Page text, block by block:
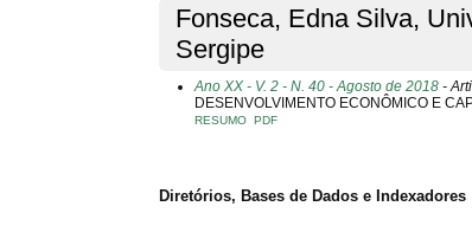
Fonseca, Edna Silva,
Sergipe
Ano XX - V. 2 - N. 40 - Agosto de 2018 -
DESENVOLVIMENTO ECONÔMICO E
RESUMO PDF
Diretórios, Bases de Dados e Indexadores